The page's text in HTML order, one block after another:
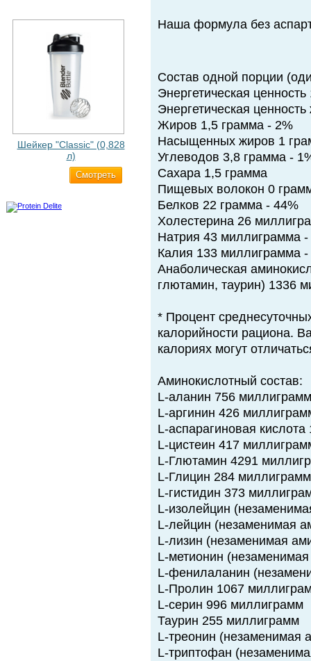
Шейкер "Classic" (0,828
л)
Cмотреть
Наша формула без
Состав одной порции
Энергетическая ценность
Энергетическая
Жиров 1,5 грамма - 2%
Насыщенных жиров 1
Углеводов 3,8 грамма -
Сахара 1,5 грамма
Пищевых волокон 0
Белков 22 грамма - 44%
Холестерина 26
Натрия 43 миллиграмма -
Калия 133 миллиграмма -
Анаболическая
глютамин, таурин) 1336
* Процент
калорийности рациона.
калориях могут
Аминокислотный состав:
L-аланин 756 миллиграмм
L-аргинин 426
L-аспарагиновая
L-цистеин 417
L-Глютамин 4291
L-Глицин 284
L-гистидин 373
L-изолейцин
L-лейцин (незаменимая
L-лизин (незаменимая
L-метионин
L-фенилаланин
L-Пролин 1067
L-серин 996 миллиграмм
Таурин 255 миллиграмм
L-треонин (незаменимая
L-триптофан